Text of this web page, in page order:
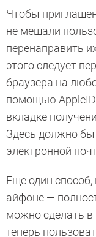
Чтобы
не мешали
перенаправить
этого следует
браузера на
помощью AppleID
вкладке
Здесь должно
электронной
Еще один
айфоне —
можно сделать в
теперь